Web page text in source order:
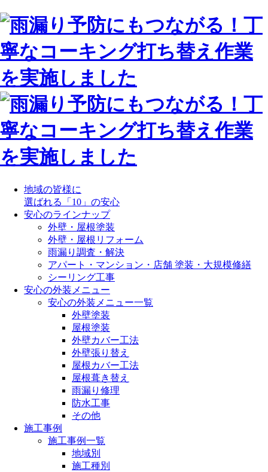
地域の皆様に
選ばれる「10」の安心
安心のラインナップ
外壁・屋根塗装
外壁・屋根リフォーム
雨漏り調査・解決
アパート・マンション・店舗 塗装・大規模修繕
シーリング工事
安心の外装メニュー
安心の外装メニュー一覧
外壁塗装
屋根塗装
外壁カバー工法
外壁張り替え
屋根カバー工法
屋根葺き替え
雨漏り修理
防水工事
その他
施工事例
施工事例一覧
地域別
施工種別